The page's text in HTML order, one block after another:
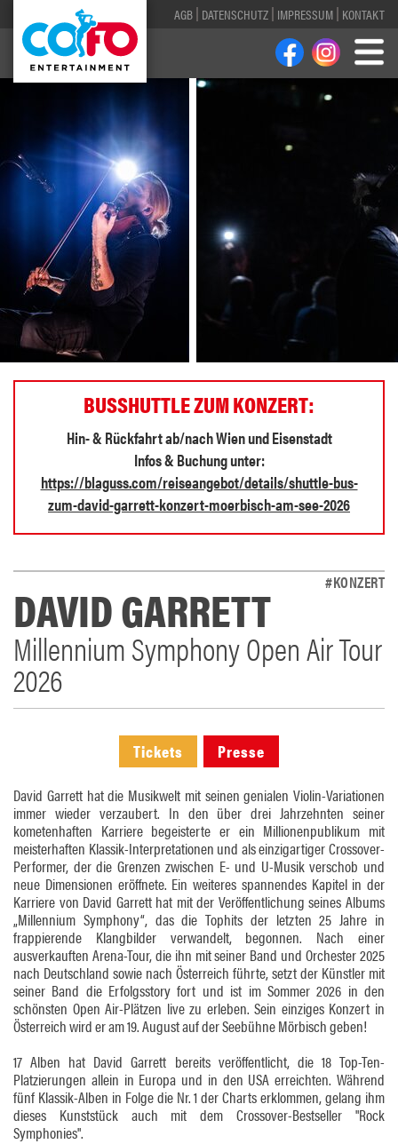
AGB DATENSCHUTZ IMPRESSUM KONTAKT
BUSSHUTTLE ZUM KONZERT:
Hin- & Rückfahrt ab/nach Wien und Eisenstadt
Infos & Buchung unter:
https://blaguss.com/reiseangebot/details/shuttle-bus-
zum-david-garrett-konzert-moerbisch-am-see-2026
#KONZERT
DAVID GARRETT
Millennium Symphony Open Air Tour
2026
Tickets Presse
David Garrett hat die Musikwelt mit seinen genialen Violin-Variationen
immer wieder verzaubert. In den über drei Jahrzehnten seiner
kometenhaften Karriere begeisterte er ein Millionenpublikum mit
meisterhaften Klassik-Interpretationen und als einzigartiger Crossover-
Performer, der die Grenzen zwischen E- und U-Musik verschob und
neue Dimensionen eröffnete. Ein weiteres spannendes Kapitel in der
Karriere von David Garrett hat mit der Veröffentlichung seines Albums
„Millennium Symphony“, das die Tophits der letzten 25 Jahre in
frappierende Klangbilder verwandelt, begonnen. Nach einer
ausverkauften Arena-Tour, die ihn mit seiner Band und Orchester 2025
nach Deutschland sowie nach Österreich führte, setzt der Künstler mit
seiner Band die Erfolgsstory fort und ist im Sommer 2026 in den
schönsten Open Air-Plätzen live zu erleben. Sein einziges Konzert in
Österreich wird er am 19. August auf der Seebühne Mörbisch geben!
17 Alben hat David Garrett bereits veröffentlicht, die 18 Top-Ten-
Platzierungen allein in Europa und in den USA erreichten. Während
fünf Klassik-Alben in Folge die Nr. 1 der Charts erklommen, gelang ihm
dieses Kunststück auch mit dem Crossover-Bestseller "Rock
Symphonies".